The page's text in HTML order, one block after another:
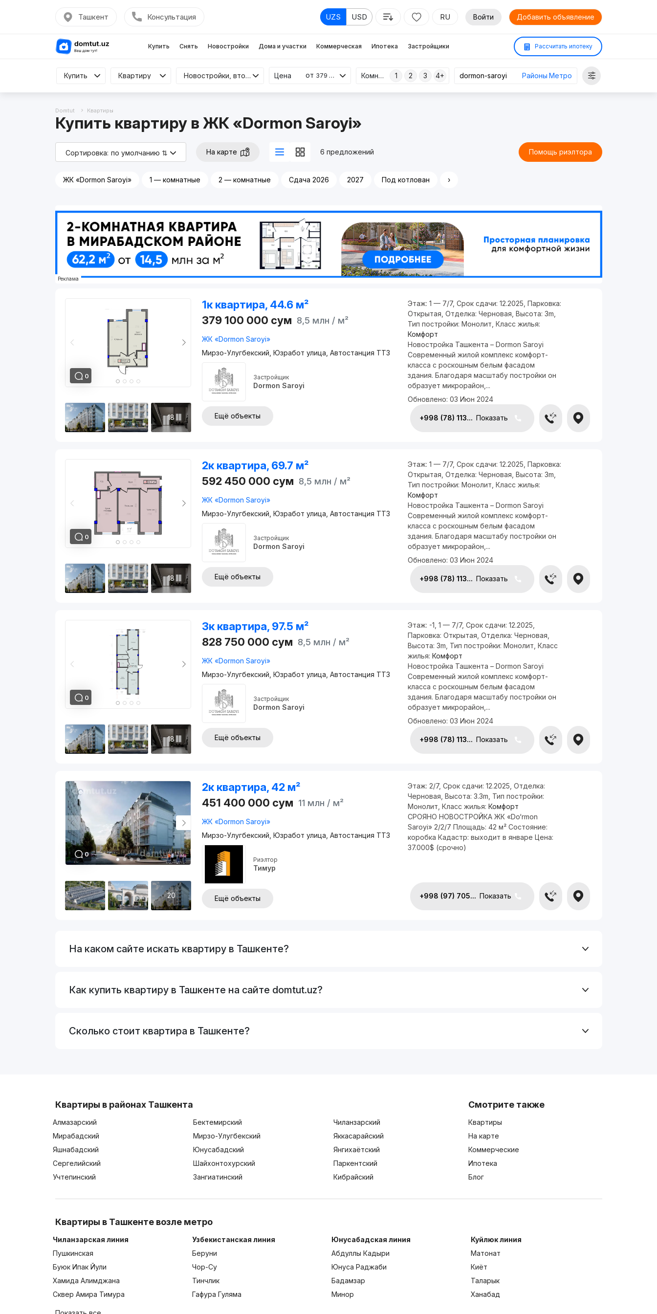
Ташкент Консультация UZS USD RU Войти Добавить объявление
Купить Снять Новостройки Дома и участки Коммерческая Ипотека Застройщики Рассчитать ипотеку
Купить
Купить Квартиру
Квартиру Все Новостройки, вторичка Цена от 379 млн Комнаты 1 2 3 4+ Районы Метро
Domtut Квартиры
Купить квартиру в ЖК «Dormon Saroyi»
Сортировка: по умолчанию ⇅ На карте 6 предложений Помощь риэлтора
ЖК «Dormon Saroyi» 1 — комнатные 2 — комнатные Сдача 2026 2027 Под котлован ›
Реклама
0
18
1к квартира, 44.6 м²
379 100 000 сум 8,5 млн / м²
ЖК «Dormon Saroyi»
Мирзо-Улугбекский, Юзработ улица, Автостанция ТТЗ
Застройщик
Dormon Saroyi
Ещё объекты
Этаж: 1 — 7/7, Срок сдачи: 12.2025 Парковка:
Открытая Отделка: Черновая Высота: 3m
Тип постройки: Монолит Класс жилья:
Комфорт
Новостройка Ташкента – Dormon Saroyi
Современный жилой комплекс комфорт-
класса c роскошным белым фасадом
здания. Благодаря масштабу постройки он
образует микрорайон,...
Обновлено: 03 Июн 2024
+998 (78) 113... Показать
0
18
2к квартира, 69.7 м²
592 450 000 сум 8,5 млн / м²
ЖК «Dormon Saroyi»
Мирзо-Улугбекский, Юзработ улица, Автостанция ТТЗ
Застройщик
Dormon Saroyi
Ещё объекты
Этаж: 1 — 7/7, Срок сдачи: 12.2025 Парковка:
Открытая Отделка: Черновая Высота: 3m
Тип постройки: Монолит Класс жилья:
Комфорт
Новостройка Ташкента – Dormon Saroyi
Современный жилой комплекс комфорт-
класса c роскошным белым фасадом
здания. Благодаря масштабу постройки он
образует микрорайон,...
Обновлено: 03 Июн 2024
+998 (78) 113... Показать
0
18
3к квартира, 97.5 м²
828 750 000 сум 8,5 млн / м²
ЖК «Dormon Saroyi»
Мирзо-Улугбекский, Юзработ улица, Автостанция ТТЗ
Застройщик
Dormon Saroyi
Ещё объекты
Этаж: -1, 1 — 7/7, Срок сдачи: 12.2025
Парковка: Открытая Отделка: Черновая
Высота: 3m Тип постройки: Монолит Класс
жилья: Комфорт
Новостройка Ташкента – Dormon Saroyi
Современный жилой комплекс комфорт-
класса c роскошным белым фасадом
здания. Благодаря масштабу постройки он
образует микрорайон,...
Обновлено: 03 Июн 2024
+998 (78) 113... Показать
0
20
2к квартира, 42 м²
451 400 000 сум 11 млн / м²
ЖК «Dormon Saroyi»
Мирзо-Улугбекский, Юзработ улица, Автостанция ТТЗ
Риэлтор
Тимур
Ещё объекты
Этаж: 2/7, Срок сдачи: 12.2025 Отделка:
Черновая Высота: 3.3m Тип постройки:
Монолит Класс жилья: Комфорт
СРОЯНО НОВОСТРОЙКА ЖК «Do‘rmon
Saroyi» 2/2/7 Площадь: 42 м² Состояние:
коробка Кадастр: выходит в январе Цена:
37.000$ (срочно)
+998 (97) 705... Показать
На каком сайте искать квартиру в Ташкенте?
Как купить квартиру в Ташкенте на сайте domtut.uz?
Сколько стоит квартира в Ташкенте?
Квартиры в районах Ташкента
Алмазарский Бектемирский
Чиланзарский
Мирабадский
Мирзо-Улугбекский
Яккасарайский
Яшнабадский
Юнусабадский
Янгихаётский
Сергелийский
Шайхонтохурский
Паркентский
Учтепинский
Зангиатинский Кибрайский
Смотрите также
Квартиры
На карте
Коммерческие
Ипотека
Блог
Квартиры в Ташкенте возле метро
Чиланзарская линия
Пушкинская
Буюк Ипак Йули
Хамида Алимджана
Сквер Амира Тимура
Узбекистанская линия
Беруни
Чор-Су
Тинчлик
Гафура Гуляма
Юнусабадская линия
Абдуллы Кадыри
Юнуса Раджаби
Бадамзар
Минор
Куйлюк линия
Матонат
Киёт
Таларык
Ханабад